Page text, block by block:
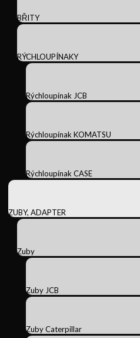
BŘITY
RÝCHLOUPÍNAKY
Rýchloupínak JCB
Rýchloupínak KOMATSU
Rýchloupínak CASE
ZUBY, ADAPTER
Zuby
Zuby JCB
Zuby Caterpillar